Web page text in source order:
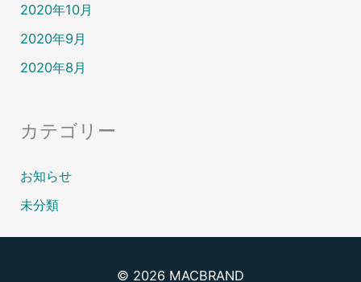
2020年10月
2020年9月
2020年8月
カテゴリー
お知らせ
未分類
© 2026 MACBRAND